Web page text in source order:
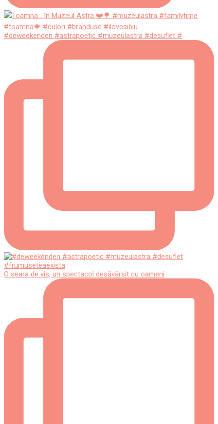
#deweekenden #astrapoetic #muzeulastra #desuflet #
O seara de vis, un spectacol desăvârșit cu oameni